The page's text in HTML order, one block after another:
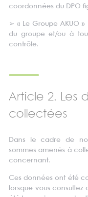
coordonnées du DPO
➢« Le Groupe AKUO
du groupe et/ou à
contrôle.
Article 2. Les
collectées
Dans le cadre de
sommes amenés à
concernant.
Ces données ont été
lorsque vous consultez